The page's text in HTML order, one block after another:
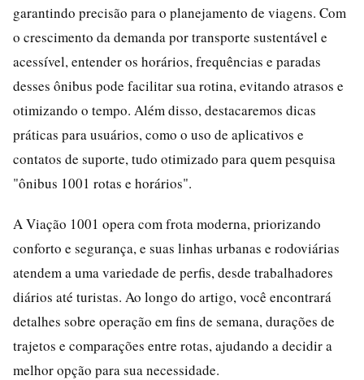
garantindo precisão para o planejamento de viagens. Com
o crescimento da demanda por transporte sustentável e
acessível, entender os horários, frequências e paradas
desses ônibus pode facilitar sua rotina, evitando atrasos e
otimizando o tempo. Além disso, destacaremos dicas
práticas para usuários, como o uso de aplicativos e
contatos de suporte, tudo otimizado para quem pesquisa
"ônibus 1001 rotas e horários".
A Viação 1001 opera com frota moderna, priorizando
conforto e segurança, e suas linhas urbanas e rodoviárias
atendem a uma variedade de perfis, desde trabalhadores
diários até turistas. Ao longo do artigo, você encontrará
detalhes sobre operação em fins de semana, durações de
trajetos e comparações entre rotas, ajudando a decidir a
melhor opção para sua necessidade.